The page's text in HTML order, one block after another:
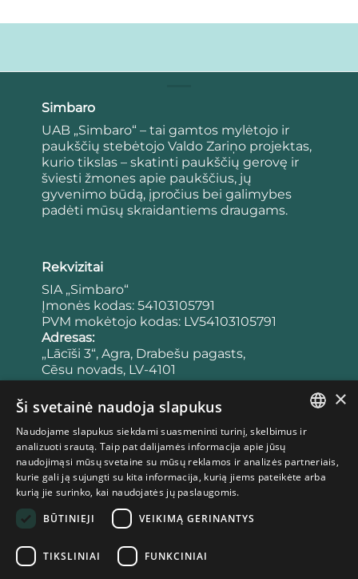
Simbaro
UAB „Simbaro“ – tai gamtos mylėtojo ir
paukščių stebėtojo Valdo Zariņo projektas,
kurio tikslas – skatinti paukščių gerovę ir
šviesti žmones apie paukščius, jų
gyvenimo būdą, įpročius bei galimybes
padėti mūsų skraidantiems draugams.
Rekvizitai
SIA „Simbaro“
Įmonės kodas: 54103105791
PVM mokėtojo kodas: LV54103105791
Adresas:
„Lācīši 3“, Agra, Drabešu pagasts,
Cēsu novads, LV-4101
Latvija
Bankas:
Sąskaitos numeris:
LV65UNLA0050023953443
Banko kodas: UNLALV2X
Privatumo politika
Pirkimo taisyklės
Slapukų politika
ESTONIAN
×
Ši svetainė naudoja slapukus
Naudojame slapukus siekdami suasmeninti turinį, skelbimus ir
analizuoti srautą. Taip pat dalijamės informacija apie jūsų
naudojimąsi mūsų svetaine su mūsų reklamos ir analizės partneriais,
kurie gali ją sujungti su kita informacija, kurią jiems pateikėte arba
kurią jie surinko, kai naudojatės jų paslaugomis.
BŪTINIEJI
VEIKIMĄ GERINANTYS
TIKSLINIAI FUNKCINIAI